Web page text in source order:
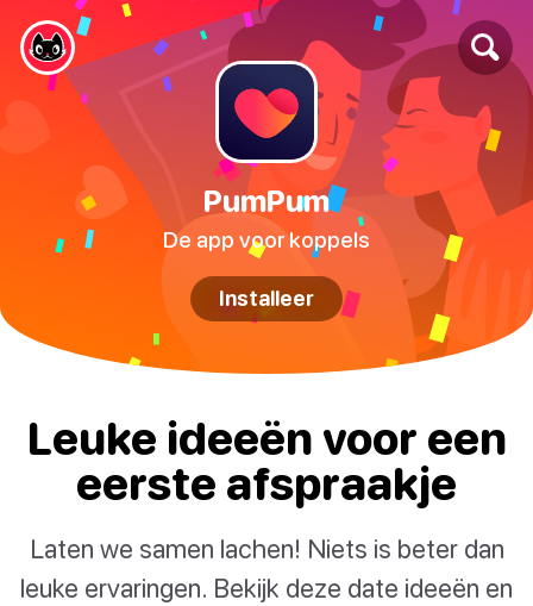
PumPum
De app voor koppels
Installeer
Leuke ideeën voor een
eerste afspraakje
Laten we samen lachen! Niets is beter dan
leuke ervaringen. Bekijk deze date ideeën en